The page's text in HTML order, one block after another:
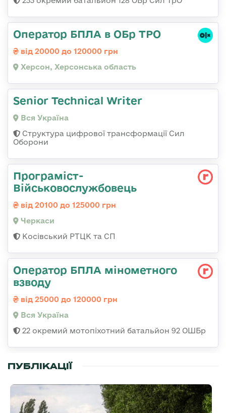
Оператор БПЛА в ОБр ТРО
від 20000 до 120000 грн
Херсон, Херсонська область
Senior Technical Writer
Вся Україна
Структура цифрової трансформації Сил
Оборони
Програміст-
Військовослужбовець
від 20100 до 125000 грн
Черкаси
Косівський РТЦК та СП
Оператор БПЛА мінометного
взводу
від 25000 до 120000 грн
Вся Україна
22 окремий мотопіхотний батальйон 92 ОШБр
ПУБЛІКАЦІЇ